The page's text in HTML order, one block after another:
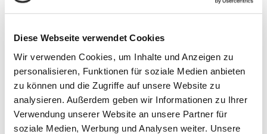
Diese Webseite verwendet Cookies
Wir verwenden Cookies, um Inhalte und Anzeigen zu
personalisieren, Funktionen für soziale Medien anbieten
zu können und die Zugriffe auf unsere Website zu
analysieren. Außerdem geben wir Informationen zu Ihrer
Verwendung unserer Website an unsere Partner für
soziale Medien, Werbung und Analysen weiter. Unsere
über Psychologie, ersetzt jedoch keine
Übungen und Tipps werden eigenverantwortlich
durchgeführt und es wird keine Haftung für die
Inhalte und deren Umsetzung übernommen. Bei
Fragen oder Problemen wird empfohlen, sich bei
Expert/innen Rat zu holen.